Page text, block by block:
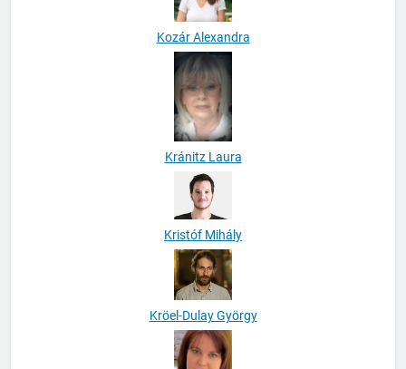
Kozár Alexandra
Kránitz Laura
Kristóf Mihály
Kröel-Dulay György